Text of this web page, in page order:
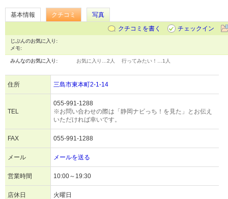
基本情報 クチコミ
写真
クチコミを書く
チェックイン
じぶんのお気に入り:
メモ:
みんなのお気に入り: お気に入り… 2人 行ってみたい！… 1人
住所 三島市東本町2-1-14
TEL
055-991-1288
※お問い合わせの際は「静岡ナビっち！を見た」とお伝え
いただければ幸いです。
FAX 055-991-1288
メール メールを送る
営業時間 10:00～19:30
店休日 火曜日